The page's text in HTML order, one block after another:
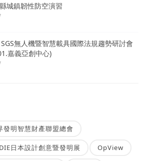
城鎮韌性防空演習
無人機暨智慧載具國際法規趨勢研討會
嘉義亞創中心)
發明智慧財產聯盟總會
日本設計創意暨發明展 OpView